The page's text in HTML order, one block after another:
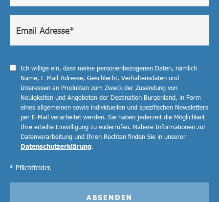
Ich willige ein, dass meine personenbezogenen Daten, nämlich
Name, E-Mail-Adresse, Geschlecht, Verhaltensdaten und
Interessen an Produkten zum Zweck der Zusendung von
Neuigkeiten und Angeboten der Destination Burgenland, in Form
eines allgemeinen sowie individuellen und spezifischen Newsletters
per E-Mail verarbeitet werden. Sie haben jederzeit die Möglichkeit
Ihre erteilte Einwilligung zu widerrufen. Nähere Informationen zur
Datenverarbeitung und Ihren Rechten finden Sie in unserer
Datenschutzerklärung.
* Pflichtfelder.
ABSENDEN